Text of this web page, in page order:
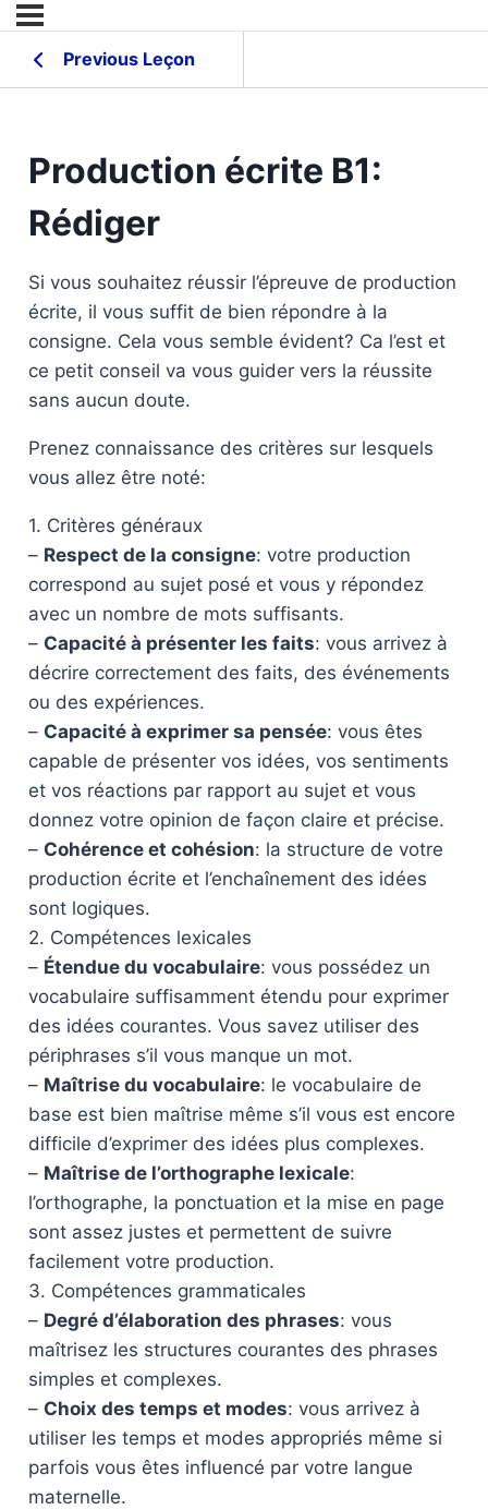
Previous Leçon
Production écrite B1:
Rédiger
Si vous souhaitez réussir l’épreuve de production
écrite, il vous suffit de bien répondre à la
consigne. Cela vous semble évident? Ca l’est et
ce petit conseil va vous guider vers la réussite
sans aucun doute.
Prenez connaissance des critères sur lesquels
vous allez être noté:
1. Critères généraux
– Respect de la consigne: votre production
correspond au sujet posé et vous y répondez
avec un nombre de mots suffisants.
– Capacité à présenter les faits: vous arrivez à
décrire correctement des faits, des événements
ou des expériences.
– Capacité à exprimer sa pensée: vous êtes
capable de présenter vos idées, vos sentiments
et vos réactions par rapport au sujet et vous
donnez votre opinion de façon claire et précise.
– Cohérence et cohésion: la structure de votre
production écrite et l’enchaînement des idées
sont logiques.
2. Compétences lexicales
– Étendue du vocabulaire: vous possédez un
vocabulaire suffisamment étendu pour exprimer
des idées courantes. Vous savez utiliser des
périphrases s’il vous manque un mot.
– Maîtrise du vocabulaire: le vocabulaire de
base est bien maîtrise même s’il vous est encore
difficile d’exprimer des idées plus complexes.
– Maîtrise de l’orthographe lexicale:
l’orthographe, la ponctuation et la mise en page
sont assez justes et permettent de suivre
facilement votre production.
3. Compétences grammaticales
– Degré d’élaboration des phrases: vous
maîtrisez les structures courantes des phrases
simples et complexes.
– Choix des temps et modes: vous arrivez à
utiliser les temps et modes appropriés même si
parfois vous êtes influencé par votre langue
maternelle.